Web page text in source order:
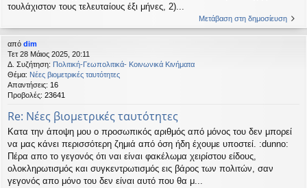
τουλάχιστον τους τελευταίους έξι μήνες, 2)...
Μετάβαση στη δημοσίευση
από dim
Τετ 28 Μάιος 2025, 20:11
Δ. Συζήτηση: Πολιτική-Γεωπολιτικά- Κοινωνικά Κινήματα
Θέμα: Νέες βιομετρικές ταυτότητες
Απαντήσεις: 16
Προβολές: 23641
Re: Νέες βιομετρικές ταυτότητες
Κατα την άποψη μου ο προσωπικός αριθμός από μόνος του δεν μπορεί
να μας κάνει περισσότερη ζημιά από όση ήδη έχουμε υποστεί. :dunno:
Πέρα απο το γεγονός ότι ναι είναι φακέλωμα χειρίστου είδους,
ολοκληρωτισμός και συγκεντρωτισμός εις βάρος των πολιτών, σαν
γεγονός απο μόνο του δεν είναι αυτό που θα μ...